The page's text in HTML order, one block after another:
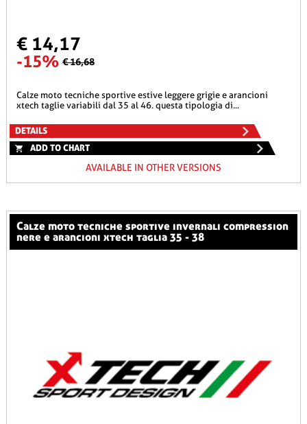
€ 14,17
-15% € 16,68
calze moto tecniche sportive estive leggere grigie e arancioni
xtech taglie variabili dal 35 al 46. questa tipologia di...
DETAILS
ADD TO CHART
AVAILABLE IN OTHER VERSIONS
calze moto tecniche sportive invernali compression
nere e arancioni xtech taglia 35 - 38